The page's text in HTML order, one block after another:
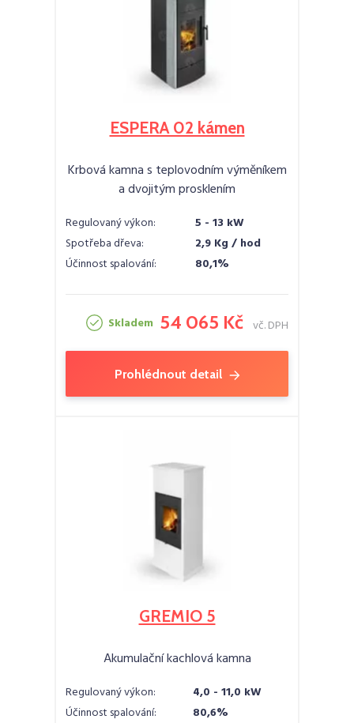
ESPERA 02 kámen
Krbová kamna s teplovodním výměníkem
a dvojitým prosklením
Regulovaný výkon:
5 - 13 kW
Spotřeba dřeva:
2,9 Kg / hod
Účinnost spalování:
80,1%
Skladem 54 065 Kč vč. DPH
Prohlédnout detail
GREMIO 5
Akumulační kachlová kamna
Regulovaný výkon:
4,0 - 11,0 kW
Účinnost spalování:
80,6%